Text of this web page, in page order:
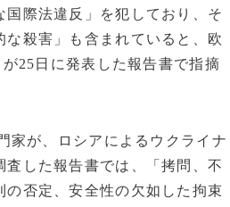
国際法違反」を犯しており、そ
殺害」も含まれていると、欧
25日に発表した報告書で指摘
家が、ロシアによるウクライナ
した報告書では、「拷問、不
の否定、安全性の欠如した拘束